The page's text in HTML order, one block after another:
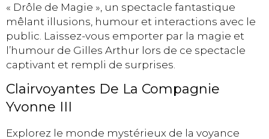
« Drôle de Magie », un spectacle fantastique
mêlant illusions, humour et interactions avec le
public. Laissez-vous emporter par la magie et
l’humour de Gilles Arthur lors de ce spectacle
captivant et rempli de surprises.
Clairvoyantes De La Compagnie
Yvonne III
Explorez le monde mystérieux de la voyance